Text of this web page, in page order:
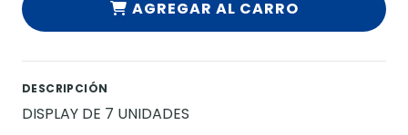
AGREGAR AL CARRO
DESCRIPCIÓN
DISPLAY DE 7 UNIDADES